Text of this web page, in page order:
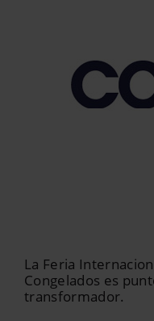
La Feria
Congelados es
transformador.